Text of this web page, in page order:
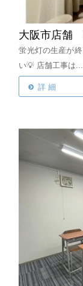
大阪市店舗
蛍光灯の生産が終
い💡 店舗工事は...
詳 細